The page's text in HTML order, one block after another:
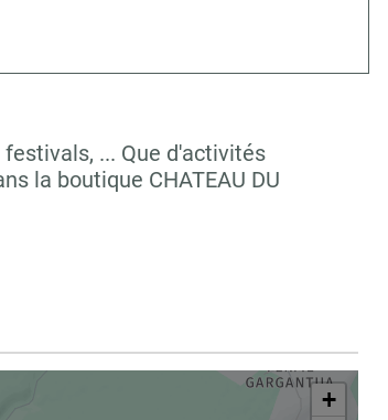
... Que d'activités
la boutique CHATEAU DU
+